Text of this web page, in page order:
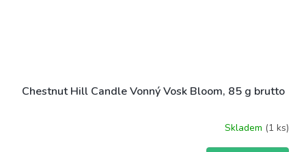
Chestnut Hill Candle Vonný Vosk Bloom, 85 g brutto
Skladem (1 ks)